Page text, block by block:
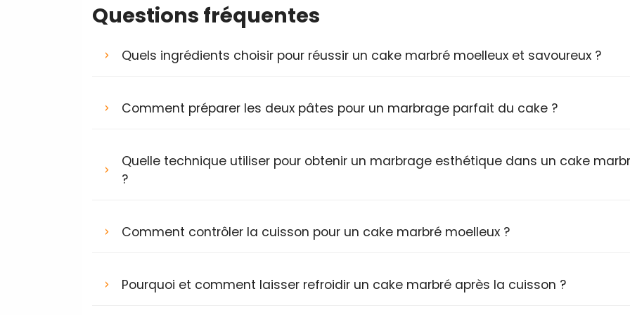
Questions fréquentes
Quels ingrédients choisir pour réussir un cake marbré moelleux et savoureux ?
Comment préparer les deux pâtes pour un marbrage parfait du cake ?
Quelle technique utiliser pour obtenir un marbrage esthétique dans un cake
?
Comment contrôler la cuisson pour un cake marbré moelleux ?
Pourquoi et comment laisser refroidir un cake marbré après la cuisson ?